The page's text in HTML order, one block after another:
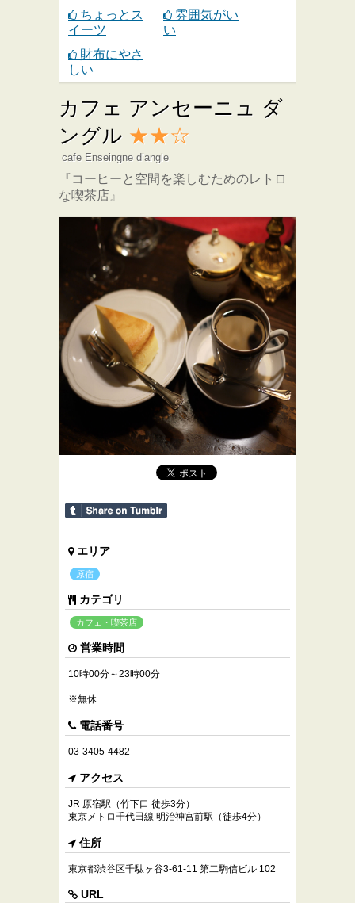
ちょっとス
イーツ
雰囲気がい
い
財布にやさ
しい
カフェ アンセーニュ ダ
ングル ★★☆
cafe Enseingne d’angle
『コーヒーと空間を楽しむためのレトロ
な喫茶店』
エリア
原宿
カテゴリ
カフェ・喫茶店
営業時間
10時00分～23時00分
※無休
電話番号
03-3405-4482
アクセス
JR 原宿駅（竹下口 徒歩3分）
東京メトロ千代田線 明治神宮前駅（徒歩4分）
住所
東京都渋谷区千駄ヶ谷3-61-11 第二駒信ビル 102
URL